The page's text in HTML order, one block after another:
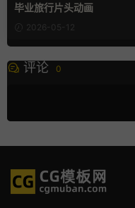
毕业旅行片头动画
2026-05-12
评论 0